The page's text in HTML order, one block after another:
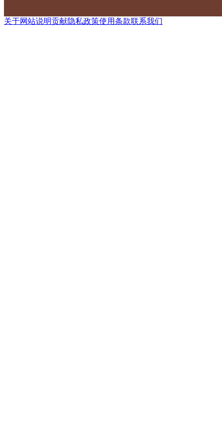
关于网站说明贡献隐私政策使用条款联系我们